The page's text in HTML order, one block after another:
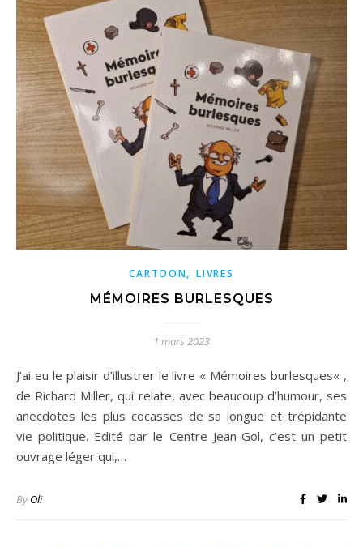
CARTOON,LIVRES
MÉMOIRES BURLESQUES
1 mars 2023
J’ai eu le plaisir d’illustrer le livre « Mémoires burlesques« ,
de Richard Miller, qui relate, avec beaucoup d’humour, ses
anecdotes les plus cocasses de sa longue et trépidante
vie politique. Edité par le Centre Jean-Gol, c’est un petit
ouvrage léger qui,…
ByOli